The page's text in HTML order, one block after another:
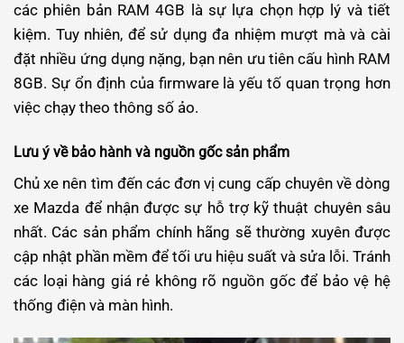
các phiên bản RAM 4GB là sự lựa chọn hợp lý và tiết
kiệm. Tuy nhiên, để sử dụng đa nhiệm mượt mà và cài
đặt nhiều ứng dụng nặng, bạn nên ưu tiên cấu hình RAM
8GB. Sự ổn định của firmware là yếu tố quan trọng hơn
việc chạy theo thông số ảo.
Lưu ý về bảo hành và nguồn gốc sản phẩm
Chủ xe nên tìm đến các đơn vị cung cấp chuyên về dòng
xe Mazda để nhận được sự hỗ trợ kỹ thuật chuyên sâu
nhất. Các sản phẩm chính hãng sẽ thường xuyên được
cập nhật phần mềm để tối ưu hiệu suất và sửa lỗi. Tránh
các loại hàng giá rẻ không rõ nguồn gốc để bảo vệ hệ
thống điện và màn hình.